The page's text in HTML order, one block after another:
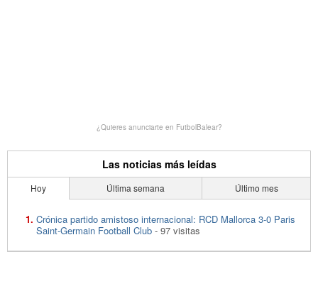
¿Quieres anunciarte en FutbolBalear?
Las noticias más leídas
Hoy Última semana Último mes
Crónica partido amistoso internacional: RCD Mallorca 3-0 Paris
Saint-Germain Football Club - 97 visitas